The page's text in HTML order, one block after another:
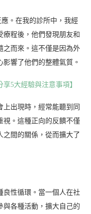
。在我的診所中，我經
療程後，他們發現朋友和
之而來。這不僅是因為外
響了他們的整體氣質。
享5大經驗與注意事項】
出現時，經常能聽到同
視。這種正向的反饋不僅
之間的關係，從而擴大了
良性循環。當一個人在社
與各種活動，擴大自己的